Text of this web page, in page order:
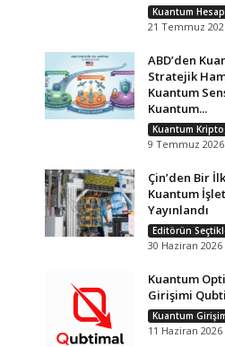
Kuantum
21 Temmuz
ABD’den
Stratejik
Kuantum
Kuantum...
Kuantum
9 Temmuz 2026
Çin’den Bir
Kuantum
Yayınlandı
Editörün
30 Haziran 2026
Kuantum
Girişimi
Kuantum
11 Haziran 2026